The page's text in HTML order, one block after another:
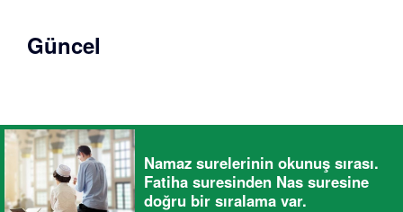
Güncel
Namaz surelerinin okunuş sırası.
Fatiha suresinden Nas suresine
doğru bir sıralama var.